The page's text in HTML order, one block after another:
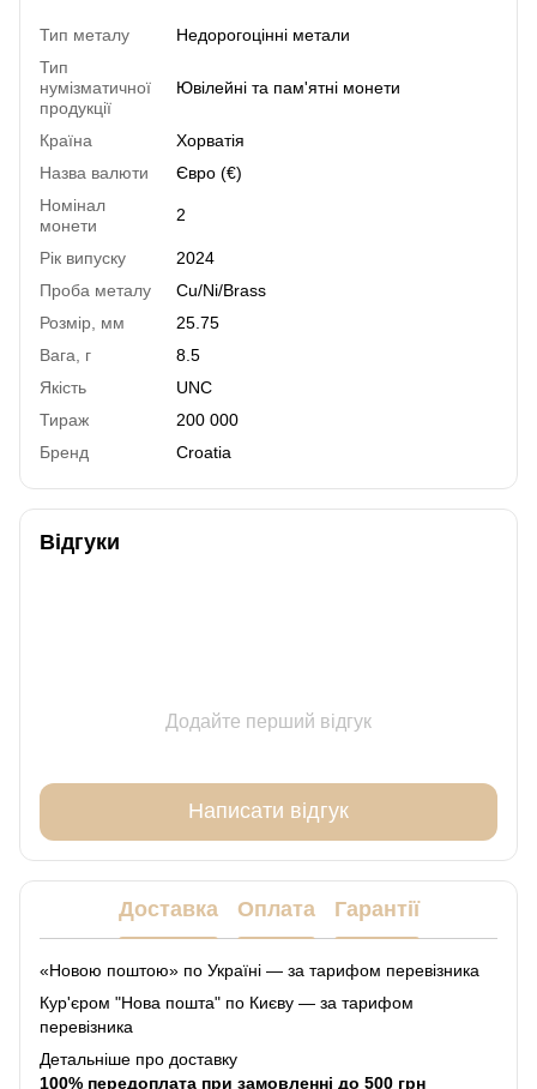
Тип металу
Недорогоцінні метали
Тип
нумізматичної
продукції
Ювілейні та пам'ятні монети
Країна
Хорватія
Назва валюти
Євро (€)
Номінал
монети
2
Рік випуску
2024
Проба металу
Cu/Ni/Brass
Розмір, мм
25.75
Вага, г
8.5
Якість
UNC
Тираж
200 000
Бренд
Croatia
Відгуки
Додайте перший відгук
Написати відгук
Доставка Оплата Гарантії
«Новою поштою» по Україні — за тарифом перевізника
Кур'єром "Нова пошта" по Києву — за тарифом
перевізника
Детальніше про доставку
100% передоплата при замовленні до 500 грн